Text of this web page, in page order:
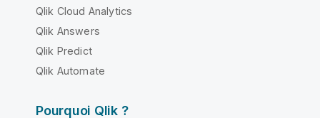
Qlik Cloud Analytics
Qlik Answers
Qlik Predict
Qlik Automate
Pourquoi Qlik ?